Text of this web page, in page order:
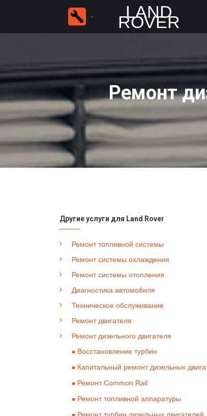
LAND
ROVER
Ремонт
Другие услуги для Land Rover
Ремонт топливной системы
Ремонт системы охлаждения
Ремонт системы отопления
Диагностика автомобиля
Техническое обслуживание
Ремонт двигателя
Ремонт дизельного двигателя
Восстановление турбин
Капитальный ремонт дизельных
Ремонт Common Rail
Ремонт топливной аппаратуры